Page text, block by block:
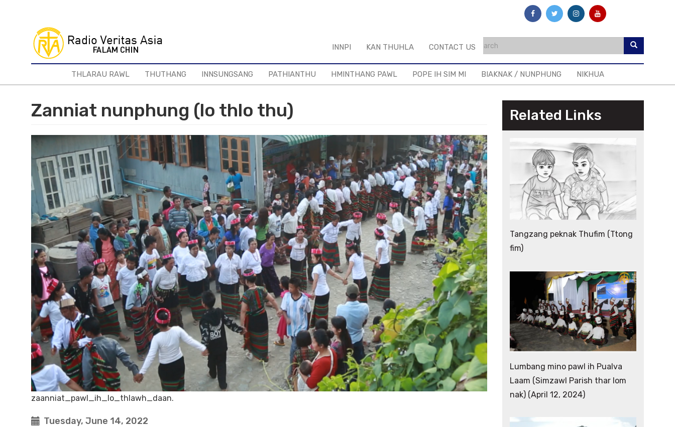
INNPI KAN THUHLA CONTACT US
THLARAU RAWL THUTHANG INNSUNGSANG PATHIANTHU HMINTHANG PAWL POPE IH SIM MI BIAKNAK / NUNPHUNG NIKHUA
Zanniat nunphung (lo thlo thu)
zaanniat_pawl_ih_lo_thlawh_daan.
Tuesday, June 14, 2022
Related Links
Tangzang peknak Thufim (Ttong
fim)
Lumbang mino pawl ih Pualva
Laam (Simzawl Parish thar lom
nak) (April 12, 2024)